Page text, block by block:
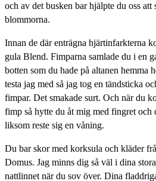
och av det busken bar hjälpte du oss
blommorna.
Innan de där enträgna hjärtinfarkterna
gula Blend. Fimparna samlade du i en
botten som du hade på altanen hemma
testa jag med så jag tog en tändsticka
fimpar. Det smakade surt. Och när du
fimp så hytte du åt mig med fingret och
liksom reste sig en våning.
Du bar skor med korksula och kläder
Domus. Jag minns dig så väl i dina
nattlinnet när du sov över. Dina